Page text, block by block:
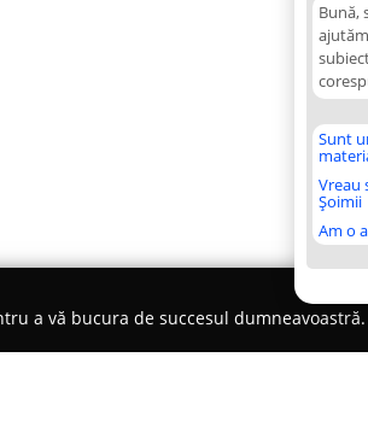
Bună,
Sunt
Vreau
Șoimii
Am o
a vă bucura de succesul dumneavoastră.